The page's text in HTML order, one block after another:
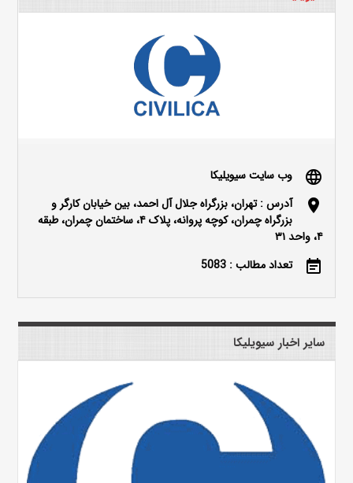
language وب سایت سیویلیکا
location_on
آدرس : تهران، بزرگراه جلال آل احمد، بین خیابان کارگر و
بزرگراه چمران، کوچه پروانه، پلاک ۴، ساختمان چمران، طبقه
۴، واحد ۳۱
event_note تعداد مطالب : 5083
سایر اخبار سیویلیکا